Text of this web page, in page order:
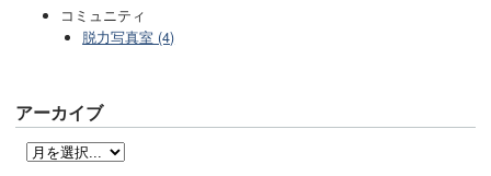
コミュニティ
脱力写真室 (4)
アーカイブ